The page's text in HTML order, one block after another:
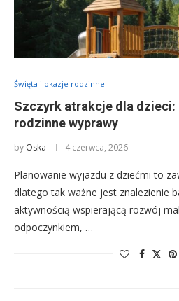
Święta i okazje rodzinne
Szczyrk atrakcje dla dzieci:
rodzinne wyprawy
by Oska 4 czerwca, 2026
Planowanie wyjazdu z dziećmi to
dlatego tak ważne jest znalezienie
aktywnością wspierającą rozwój
odpoczynkiem, …